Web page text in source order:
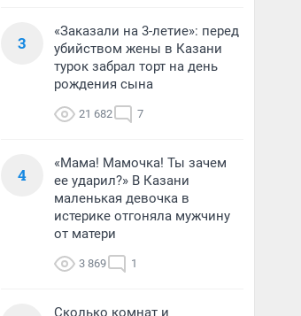
3
«Заказали на 3-летие»: перед
убийством жены в Казани
турок забрал торт на день
рождения сына
21 682 7
4
«Мама! Мамочка! Ты зачем
ее ударил?» В Казани
маленькая девочка в
истерике отгоняла мужчину
от матери
3 869 1
Сколько комнат и